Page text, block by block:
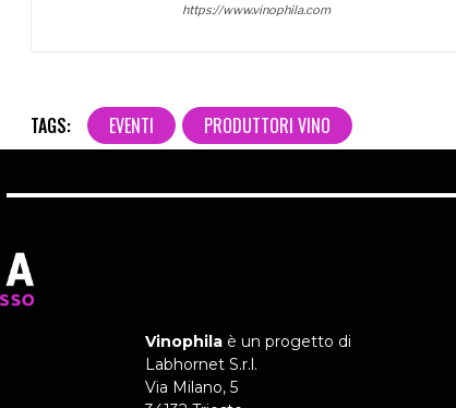
https://www.vinophila.com
TAGS: EVENTI PRODUTTORI VINO
Vinophila è un progetto di
Labhornet S.r.l.
Via Milano, 5